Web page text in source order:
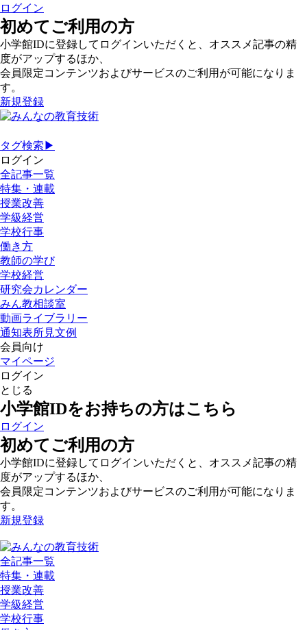
ログイン
初めてご利用の方
小学館IDに登録してログインいただくと、オススメ記事の精
度がアップするほか、
会員限定コンテンツおよびサービスのご利用が可能になりま
す。
新規登録
タグ検索▶
ログイン
全記事一覧
特集・連載
授業改善
学級経営
学校行事
働き方
教師の学び
学校経営
研究会カレンダー
みん教相談室
動画ライブラリー
通知表所見文例
会員向け
マイページ
ログイン
とじる
小学館IDをお持ちの方はこちら
ログイン
初めてご利用の方
小学館IDに登録してログインいただくと、オススメ記事の精
度がアップするほか、
会員限定コンテンツおよびサービスのご利用が可能になりま
す。
新規登録
全記事一覧
特集・連載
授業改善
学級経営
学校行事